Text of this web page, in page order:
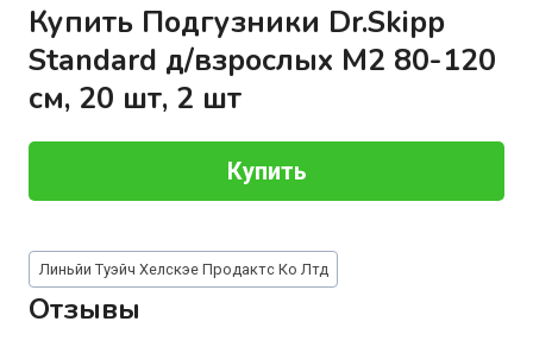
Купить Подгузники Dr.Skipp
Standard д/взрослых M2 80-120
см, 20 шт, 2 шт
Купить
Метки
записи:
Линьйи Туэйч Хелскэе Продактс Ко Лтд
Отзывы